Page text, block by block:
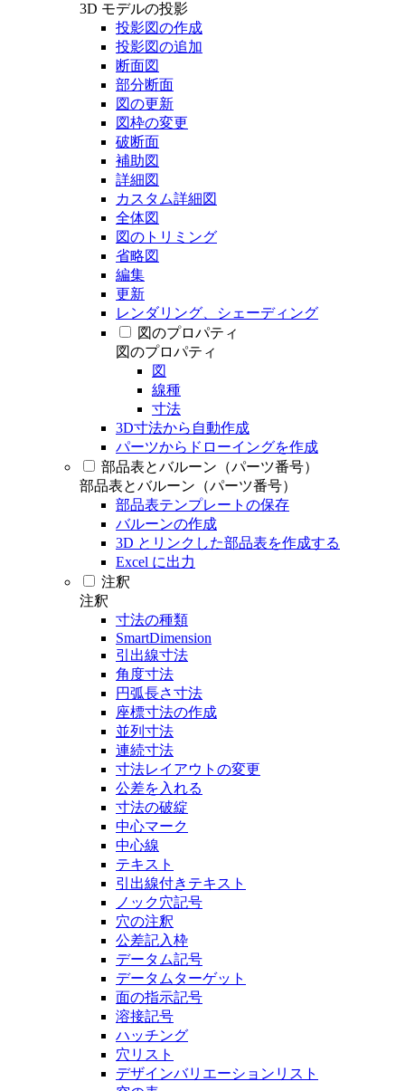
3D モデルの投影
投影図の作成
投影図の追加
断面図
部分断面
図の更新
図枠の変更
破断面
補助図
詳細図
カスタム詳細図
全体図
図のトリミング
省略図
編集
更新
レンダリング、シェーディング
図のプロパティ
図のプロパティ
図
線種
寸法
3D寸法から自動作成
パーツからドローイングを作成
部品表とバルーン（パーツ番号）
部品表とバルーン（パーツ番号）
部品表テンプレートの保存
バルーンの作成
3D とリンクした部品表を作成する
Excel に出力
注釈
注釈
寸法の種類
SmartDimension
引出線寸法
角度寸法
円弧長さ寸法
座標寸法の作成
並列寸法
連続寸法
寸法レイアウトの変更
公差を入れる
寸法の破綻
中心マーク
中心線
テキスト
引出線付きテキスト
ノック穴記号
穴の注釈
公差記入枠
データム記号
データムターゲット
面の指示記号
溶接記号
ハッチング
穴リスト
デザインバリエーションリスト